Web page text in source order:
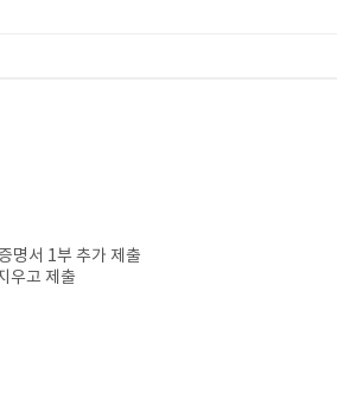
명서 1부 추가 제출
우고 제출